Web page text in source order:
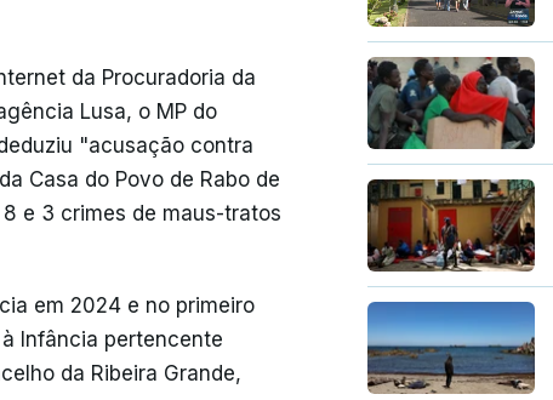
da Procuradoria da
Lusa, o MP do
"acusação contra
Casa do Povo de Rabo de
e 3 crimes de maus-tratos
em 2024 e no primeiro
Infância pertencente
da Ribeira Grande,